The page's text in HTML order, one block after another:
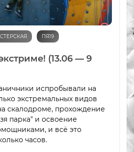
ПЯ19
(13.06 — 9
испробывали на
экстремальных видов
скалодроме, прохождение
парка" и освоение
и всё это
часов.